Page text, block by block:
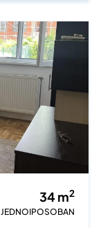
34m2
JEDNOIPOSOBAN